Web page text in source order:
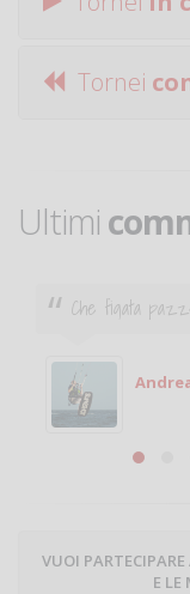
Tornei
Ultimi
Che figata
VUOI
E